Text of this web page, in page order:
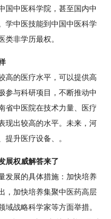
国中医科学院，甚至国内中
学中医技能到中国中医科学
类非学历最权。
的医疗水平，可以提供高
参与科研项目，不断推动中
省中医院在技术力量、医疗
现出较高的水平。未来，河
提升医疗设备、。
展权威解答来了
展的具体措施：加快培养
，加快培养集聚中医药高层
战略科学家等方面举措。